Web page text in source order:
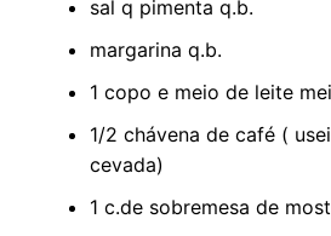
sal q pimenta q.b.
margarina q.b.
1 copo e meio de leite
1/2 chávena de café (
cevada)
1 c.de sobremesa de